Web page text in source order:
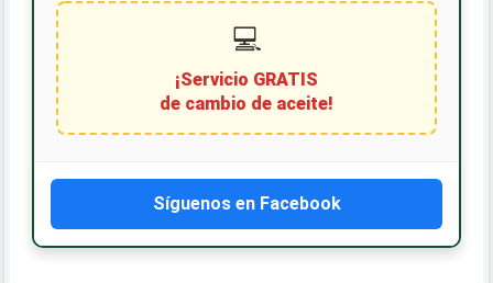
💻
¡Servicio GRATIS
de cambio de aceite!
Síguenos en Facebook